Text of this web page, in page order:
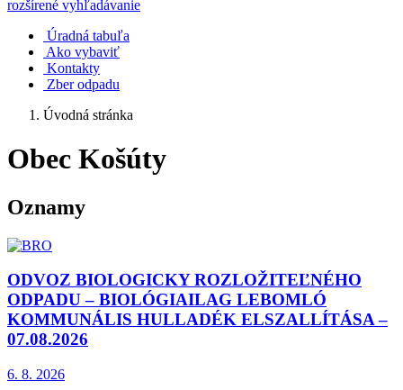
rozšírené vyhľadávanie
Úradná tabuľa
Ako vybaviť
Kontakty
Zber odpadu
Úvodná stránka
Obec Košúty
Oznamy
ODVOZ BIOLOGICKY ROZLOŽITEĽNÉHO
ODPADU – BIOLÓGIAILAG LEBOMLÓ
KOMMUNÁLIS HULLADÉK ELSZALLÍTÁSA –
07.08.2026
6. 8. 2026